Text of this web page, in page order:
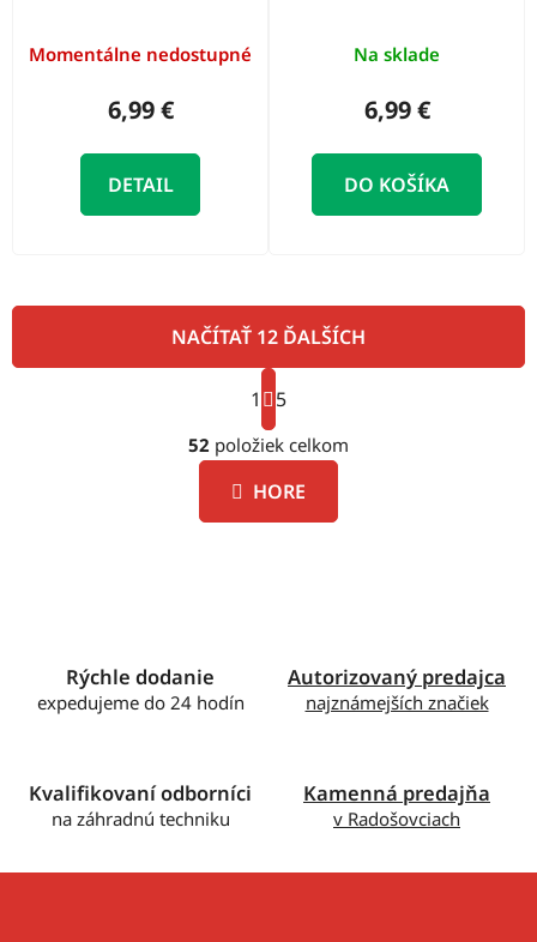
Momentálne nedostupné
6,99 €
DETAIL
Na sklade
6,99 €
DO KOŠÍKA
O
v
l
á
d
i
NAČÍTAŤ 12 ĎALŠÍCH
S
t
r
á
n
k
1 5
52 položiek celkom
HORE
Rýchle dodanie
expedujeme do 24 hodín
Autorizovaný predajca
najznámejších značiek
Kvalifikovaní odborníci
na záhradnú techniku
Kamenná predajňa
v Radošovciach